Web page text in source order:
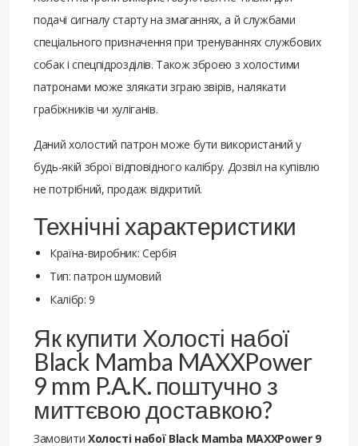
подачі сигналу старту на змаганнях, а й службами
спеціального призначення при тренуваннях службових
собак і спецпідрозділів. Також зброєю з холостими
патронами може злякати зграю звірів, налякати
грабіжників чи хуліганів.
Даний холостий патрон може бути використаний у
будь-якій зброї відповідного калібру. Дозвіл на купівлю
не потрібний, продаж відкритий.
Технічні характеристики
Країна-виробник: Сербія
Тип: патрон шумовий
Калібр: 9
Як купити Холості набої
Black Mamba MAXXPower
9 mm P.A.K. поштучно з
миттєвою доставкою?
Замовити Холості набої Black Mamba MAXXPower 9